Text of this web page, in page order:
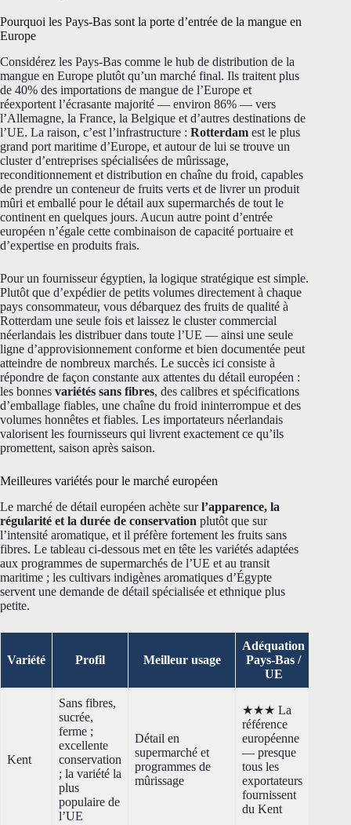
Pourquoi les Pays-Bas sont la porte d’entrée de la mangue en
Europe
Considérez les Pays-Bas comme le hub de distribution de la
mangue en Europe plutôt qu’un marché final. Ils traitent plus
de 40% des importations de mangue de l’Europe et
réexportent l’écrasante majorité — environ 86% — vers
l’Allemagne, la France, la Belgique et d’autres destinations de
l’UE. La raison, c’est l’infrastructure : Rotterdam est le plus
grand port maritime d’Europe, et autour de lui se trouve un
cluster d’entreprises spécialisées de mûrissage,
reconditionnement et distribution en chaîne du froid, capables
de prendre un conteneur de fruits verts et de livrer un produit
mûri et emballé pour le détail aux supermarchés de tout le
continent en quelques jours. Aucun autre point d’entrée
européen n’égale cette combinaison de capacité portuaire et
d’expertise en produits frais.
Pour un fournisseur égyptien, la logique stratégique est simple.
Plutôt que d’expédier de petits volumes directement à chaque
pays consommateur, vous débarquez des fruits de qualité à
Rotterdam une seule fois et laissez le cluster commercial
néerlandais les distribuer dans toute l’UE — ainsi une seule
ligne d’approvisionnement conforme et bien documentée peut
atteindre de nombreux marchés. Le succès ici consiste à
répondre de façon constante aux attentes du détail européen :
les bonnes variétés sans fibres, des calibres et spécifications
d’emballage fiables, une chaîne du froid ininterrompue et des
volumes honnêtes et fiables. Les importateurs néerlandais
valorisent les fournisseurs qui livrent exactement ce qu’ils
promettent, saison après saison.
Meilleures variétés pour le marché européen
Le marché de détail européen achète surl’apparence, la
régularité et la durée de conservation plutôt que sur
l’intensité aromatique, et il préfère fortement les fruits sans
fibres. Le tableau ci-dessous met en tête les variétés adaptées
aux programmes de supermarchés de l’UE et au transit
maritime ; les cultivars indigènes aromatiques d’Égypte
servent une demande de détail spécialisée et ethnique plus
petite.
Variété Profil Meilleur usage
Adéquation
Pays-Bas /
UE
Kent
Sans fibres,
sucrée,
ferme ;
excellente
conservation
; la variété la
plus
populaire de
l’UE
Détail en
supermarché et
programmes de
mûrissage
★★★ La
référence
européenne
— presque
tous les
exportateurs
fournissent
du Kent